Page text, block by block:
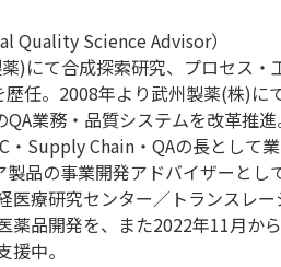
Quality Science Advisor）
)にて合成探索研究、プロセス・
歴任。2008年より武州製薬(株)に
業務・品質システムを改革推
・Supply Chain・QAの長として
品の事業開発アドバイザーとし
療研究センター／トランスレー
薬品開発を、また2022年11月か
中。